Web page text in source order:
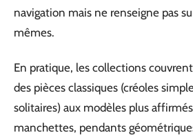
navigation mais ne renseigne pas
mêmes.
En pratique, les collections
des pièces classiques (créoles
solitaires) aux modèles plus
manchettes, pendants